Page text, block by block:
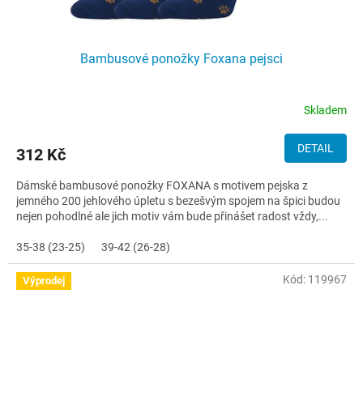
Bambusové ponožky Foxana pejsci
Skladem
312 Kč DETAIL
Dámské bambusové ponožky FOXANA s motivem pejska z
jemného 200 jehlového úpletu s bezešvým spojem na špici budou
nejen pohodlné ale jich motiv vám bude přinášet radost vždy,...
35-38 (23-25) 39-42 (26-28)
Výprodej Kód: 119967